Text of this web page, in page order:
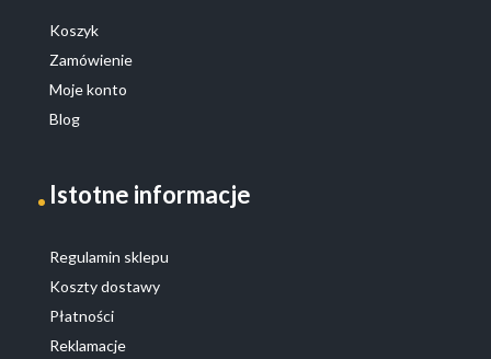
Koszyk
Zamówienie
Moje konto
Blog
Istotne informacje
Regulamin sklepu
Koszty dostawy
Płatności
Reklamacje